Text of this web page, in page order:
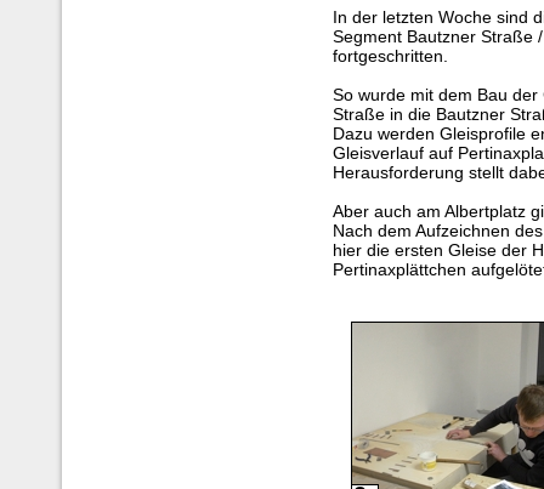
In der letzten Woche sind
Segment Bautzner Straße
fortgeschritten.
So wurde mit dem Bau
Straße in die Bautzner
Dazu werden Gleisprofile
Gleisverlauf auf
Herausforderung stellt
Aber auch am Albertplatz
Nach dem Aufzeichnen
hier die ersten Gleise der
Pertinaxplättchen